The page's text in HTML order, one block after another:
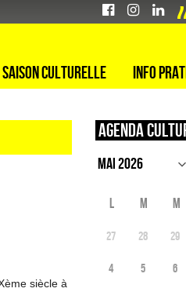
Saison culturelle Info
siècle à
Agenda
L M M
27 28 29
4 5 6